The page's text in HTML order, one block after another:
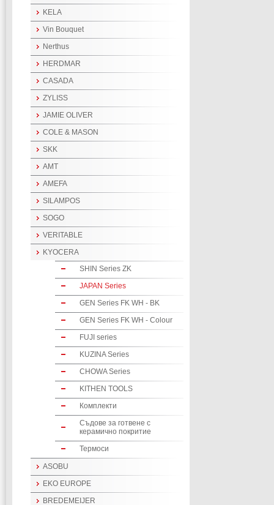
KELA
Vin Bouquet
Nerthus
HERDMAR
CASADA
ZYLISS
JAMIE OLIVER
COLE & MASON
SKK
AMT
AMEFA
SILAMPOS
SOGO
VERITABLE
KYOCERA
SHIN Series ZK
JAPAN Series
GEN Series FK WH - BK
GEN Series FK WH - Colour
FUJI series
KUZINA Series
CHOWA Series
KITHEN TOOLS
Комплекти
Съдове за готвене с
керамично покритие
Термоси
ASOBU
EKO EUROPE
BREDEMEIJER